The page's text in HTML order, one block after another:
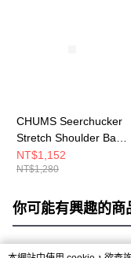
CHUMS Seerchucker
Stretch Shoulder Bag
肩背包 米灰色
CH604147G057
NT$1,152
NT$1,280
你可能有興趣的商